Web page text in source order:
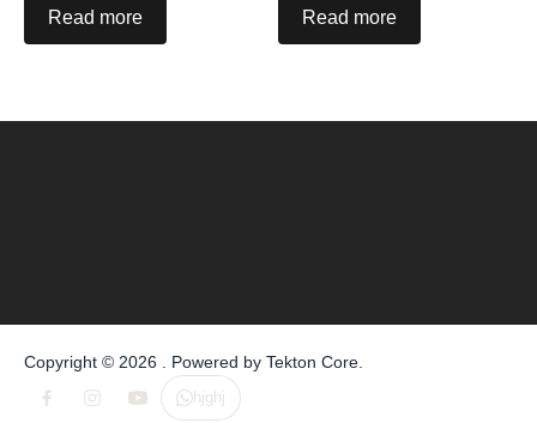
Read more Read more
Copyright © 2026 . Powered by Tekton Core
hjghj